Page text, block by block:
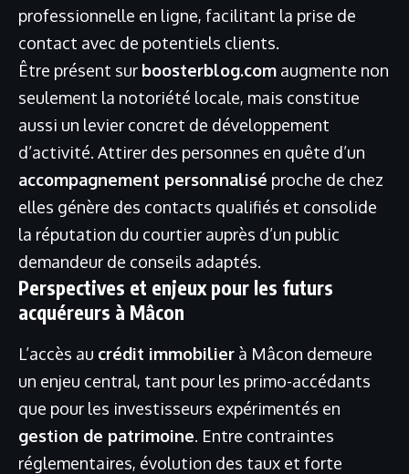
professionnelle en ligne, facilitant la prise de
contact avec de potentiels clients.
Être présent sur boosterblog.com augmente non
seulement la notoriété locale, mais constitue
aussi un levier concret de développement
d’activité. Attirer des personnes en quête d’un
accompagnement personnalisé proche de chez
elles génère des contacts qualifiés et consolide
la réputation du courtier auprès d’un public
demandeur de conseils adaptés.
Perspectives et enjeux pour les futurs
acquéreurs à Mâcon
L’accès au crédit immobilier à Mâcon demeure
un enjeu central, tant pour les primo-accédants
que pour les investisseurs expérimentés en
gestion de patrimoine. Entre contraintes
réglementaires, évolution des taux et forte